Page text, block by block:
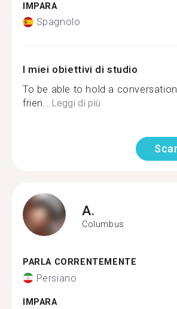
IMPARA
Spagnolo
I miei obiettivi di studio
To be able to hold a
frien...Leggi di più
A.
Columbus
PARLA CORRENTEMENTE
Persiano
IMPARA